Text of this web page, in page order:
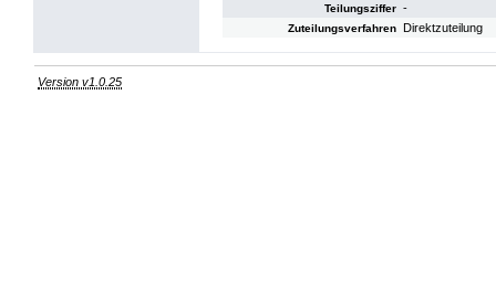
Teilungsziffer -
Zuteilungsverfahren Direktzuteilung
Version v1.0.25